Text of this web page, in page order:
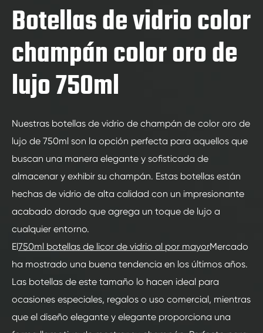
Botellas de vidrio color
champán color oro de
lujo 750ml
Nuestras botellas de vidrio de champán de color oro de
lujo de 750ml son la opción perfecta para aquellos que
buscan una manera elegante y sofisticada de
almacenar y exhibir su champán. Estas botellas están
hechas de vidrio de alta calidad con un impresionante
acabado dorado que agrega un toque de lujo a
cualquier entorno.
El750ml botellas de licor de vidrio al por mayorMercado
ha mostrado una buena tendencia en los últimos años.
Las botellas de este tamaño lo hacen ideal para
ocasiones especiales, regalos o uso comercial, mientras
que el diseño elegante y elegante proporciona una